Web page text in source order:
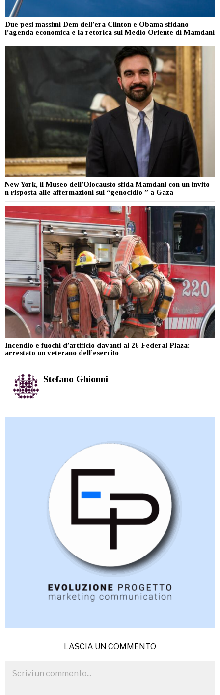
Due pesi massimi Dem dell’era Clinton e Obama sfidano
l’agenda economica e la retorica sul Medio Oriente di Mamdani
New York, il Museo dell’Olocausto sfida Mamdani con un invito
n risposta alle affermazioni sul “genocidio ” a Gaza
Incendio e fuochi d’artificio davanti al 26 Federal Plaza:
arrestato un veterano dell’esercito
Stefano Ghionni
LASCIA UN COMMENTO